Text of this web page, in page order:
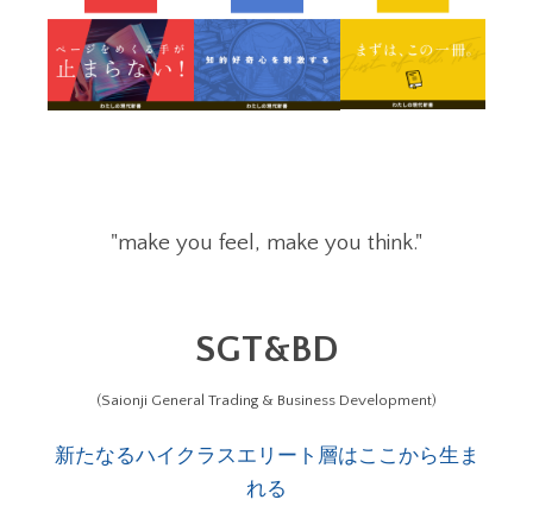
"make you feel, make you think."
SGT&BD
(Saionji General Trading & Business Development)
新たなるハイクラスエリート層はここから生ま
れる